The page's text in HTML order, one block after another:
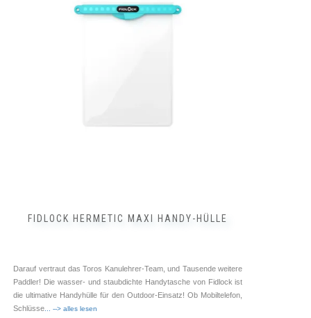
FIDLOCK HERMETIC MAXI HANDY-HÜLLE
Darauf vertraut das Toros Kanulehrer-Team, und Tausende weitere
Paddler! Die wasser- und staubdichte Handytasche von Fidlock ist
die ultimative Handyhülle für den Outdoor-Einsatz! Ob Mobiltelefon,
Schlüsse ... --> alles lesen